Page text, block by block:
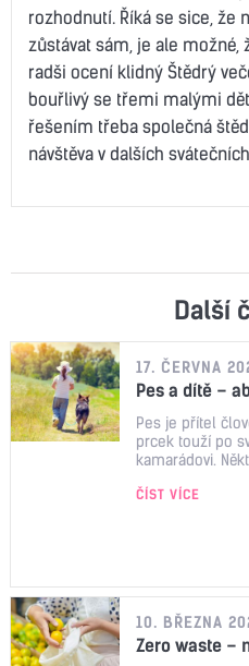
rozhodnutí. Říká se sice, že
zůstávat sám, je ale možné,
radši ocení klidný Štědrý
bouřlivý se třemi malými
řešením třeba společná
návštěva v dalších
Další
17. ČERVNA
Pes a dítě –
Pes je přítel
prcek touží po
kamarádovi.
ČÍST VÍCE
10. BŘEZNA
Zero waste –